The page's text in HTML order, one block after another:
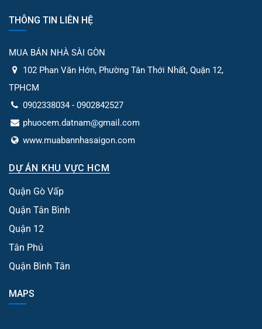
THÔNG TIN LIÊN HỆ
MUA BÁN NHÀ SÀI GÒN
102 Phan Văn Hớn, Phường Tân Thới Nhất, Quận 12,
TPHCM
0902338034 - 0902842527
phuocem.datnam@gmail.com
www.muabannhasaigon.com
DỰ ÁN KHU VỰC HCM
Quận Gò Vấp
Quận Tân Bình
Quận 12
Tân Phú
Quận Bình Tân
MAPS